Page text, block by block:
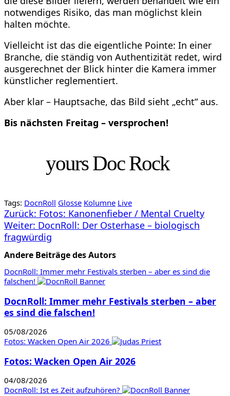
notwendiges Risiko, das man möglichst klein
halten möchte.
Vielleicht ist das die eigentliche Pointe: In einer
Branche, die ständig von Authentizität redet, wird
ausgerechnet der Blick hinter die Kamera immer
künstlicher reglementiert.
Aber klar – Hauptsache, das Bild sieht „echt“ aus.
Bis nächsten Freitag – versprochen!
yours Doc Rock
Tags: DocnRoll Glosse Kolumne Live
Beitragsnavigation
Zurück: Fotos: Kanonenfieber / Mental Cruelty
Weiter: DocnRoll: Der Osterhase – biologisch
fragwürdig
Andere Beiträge des Autors
DocnRoll: Immer mehr Festivals sterben – aber es sind die
falschen!
DocnRoll: Immer mehr Festivals sterben – aber
es sind die falschen!
05/08/2026
Fotos: Wacken Open Air 2026
Fotos: Wacken Open Air 2026
04/08/2026
DocnRoll: Ist es Zeit aufzuhören?